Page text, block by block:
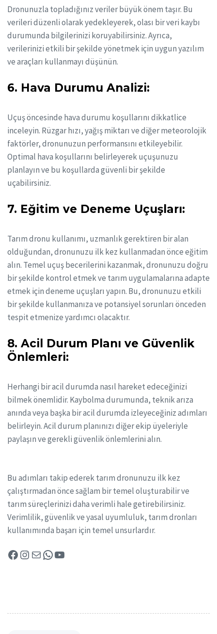
Dronunuzla topladığınız veriler büyük önem taşır. Bu
verileri düzenli olarak yedekleyerek, olası bir veri kaybı
durumunda bilgilerinizi koruyabilirsiniz. Ayrıca,
verilerinizi etkili bir şekilde yönetmek için uygun yazılım
ve araçları kullanmayı düşünün.
6. Hava Durumu Analizi:
Uçuş öncesinde hava durumu koşullarını dikkatlice
inceleyin. Rüzgar hızı, yağış miktarı ve diğer meteorolojik
faktörler, dronunuzun performansını etkileyebilir.
Optimal hava koşullarını belirleyerek uçuşunuzu
planlayın ve bu koşullarda güvenli bir şekilde
uçabilirsiniz.
7. Eğitim ve Deneme Uçuşları:
Tarım dronu kullanımı, uzmanlık gerektiren bir alan
olduğundan, dronunuzu ilk kez kullanmadan önce eğitim
alın. Temel uçuş becerilerini kazanmak, dronunuzu doğru
bir şekilde kontrol etmek ve tarım uygulamalarına adapte
etmek için deneme uçuşları yapın. Bu, dronunuzu etkili
bir şekilde kullanmanıza ve potansiyel sorunları önceden
tespit etmenize yardımcı olacaktır.
8. Acil Durum Planı ve Güvenlik
Önlemleri:
Herhangi bir acil durumda nasıl hareket edeceğinizi
bilmek önemlidir. Kaybolma durumunda, teknik arıza
anında veya başka bir acil durumda izleyeceğiniz adımları
belirleyin. Acil durum planınızı diğer ekip üyeleriyle
paylaşın ve gerekli güvenlik önlemlerini alın.
Bu adımları takip ederek tarım dronunuzu ilk kez
çalıştırmadan önce sağlam bir temel oluşturabilir ve
tarım süreçlerinizi daha verimli hale getirebilirsiniz.
Verimlilik, güvenlik ve yasal uyumluluk, tarım dronları
kullanımında başarı için temel unsurlardır.